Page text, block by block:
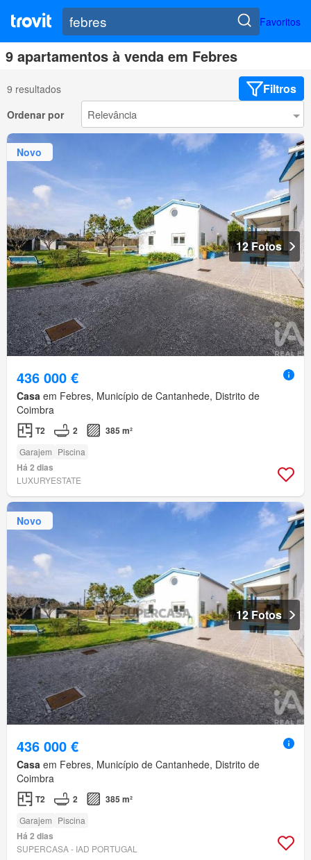
Favoritos
9 apartamentos à venda em Febres
9 resultados Filtros
Ordenar por
Novo
12 Fotos
436 000 €
Casa em Febres, Município de Cantanhede, Distrito de
Coimbra
T2 2 385 m²
Garajem Piscina
Há 2 dias
LUXURYESTATE
Novo
12 Fotos
436 000 €
Casa em Febres, Município de Cantanhede, Distrito de
Coimbra
T2 2 385 m²
Garajem Piscina
Há 2 dias
SUPERCASA - IAD PORTUGAL